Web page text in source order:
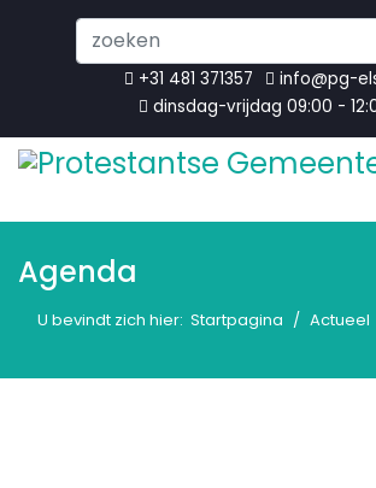
...
+31 481 371357
info@pg-
dinsdag-vrijdag 09:00 -
Agenda
U bevindt zich hier: Startpagina Actueel